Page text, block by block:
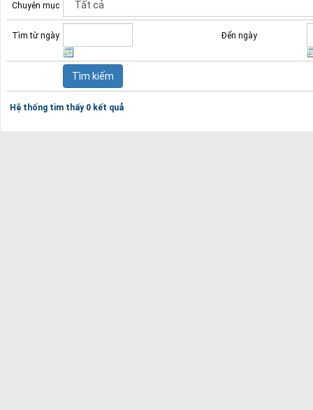
Chuyên mục
Tìm từ ngày Đến ngày
Hệ thống tìm thấy 0 kết quả